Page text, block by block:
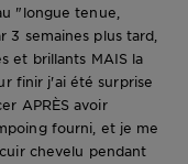
"longue tenue,
3 semaines plus tard,
et brillants MAIS la
finir j'ai été surprise
APRÈS avoir
fourni, et je me
chevelu pendant